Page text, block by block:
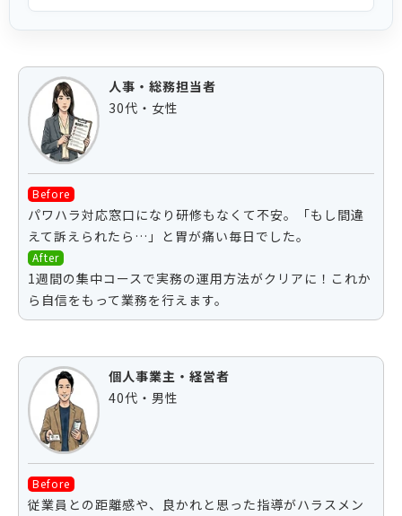
人事・総務担当者
30代・女性
Before
パワハラ対応窓口になり研修もなくて不安。「もし間違
えて訴えられたら…」と胃が痛い毎日でした。
After
1週間の集中コースで実務の運用方法がクリアに！これか
ら自信をもって業務を行えます。
個人事業主・経営者
40代・男性
Before
従業員との距離感や、良かれと思った指導がハラスメン